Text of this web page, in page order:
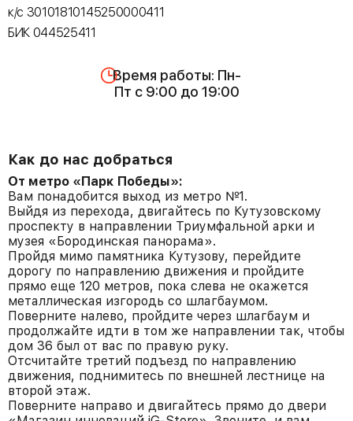
к/с 30101810145250000411
БИК 044525411
Время работы: Пн-
Пт с 9:00 до 19:00
Как до нас добраться
От метро «Парк Победы»:
Вам понадобится выход из метро №1.
Выйдя из перехода, двигайтесь по Кутузовскому
проспекту в направлении Триумфальной арки и
музея «Бородинская панорама».
Пройдя мимо памятника Кутузову, перейдите
дорогу по направлению движения и пройдите
прямо еще 120 метров, пока слева не окажется
металлическая изгородь со шлагбаумом.
Поверните налево, пройдите через шлагбаум и
продолжайте идти в том же направлении так, чтобы
дом 36 был от вас по правую руку.
Отсчитайте третий подъезд по направлению
движения, поднимитесь по внешней лестнице на
второй этаж.
Поверните направо и двигайтесь прямо до двери